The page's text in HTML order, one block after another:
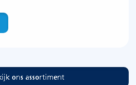
ons assortiment